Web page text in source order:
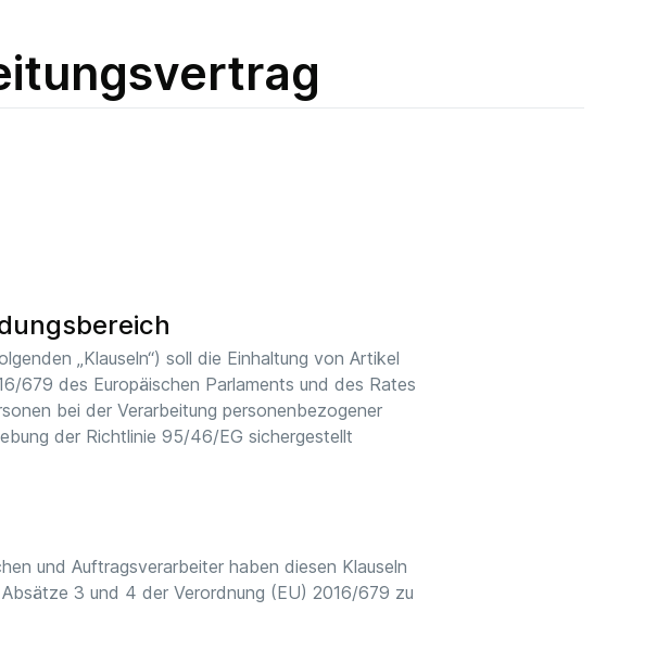
„Klauseln“) soll die Einhaltung von Artikel
679 des Europäischen Parlaments und des Rates
bei der Verarbeitung personenbezogener
der Richtlinie 95/46/EG sichergestellt
und Auftragsverarbeiter haben diesen Klauseln
3 und 4 der Verordnung (EU) 2016/679 zu